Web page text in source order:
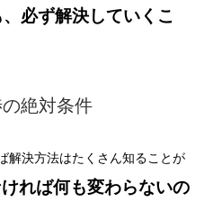
必ず解決していくこ
絶対条件
解決方法はたくさん知ることが
れば何も変わらないの